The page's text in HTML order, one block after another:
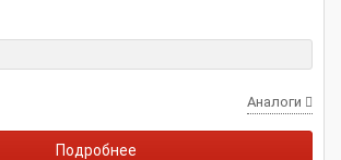
Аналоги
Подробнее